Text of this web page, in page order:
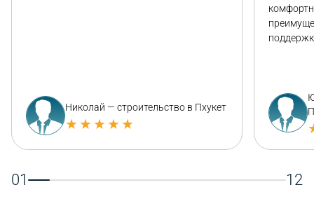
Николай — строительство в Пхукет
★★★★★
01 12